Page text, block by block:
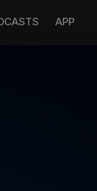
APP